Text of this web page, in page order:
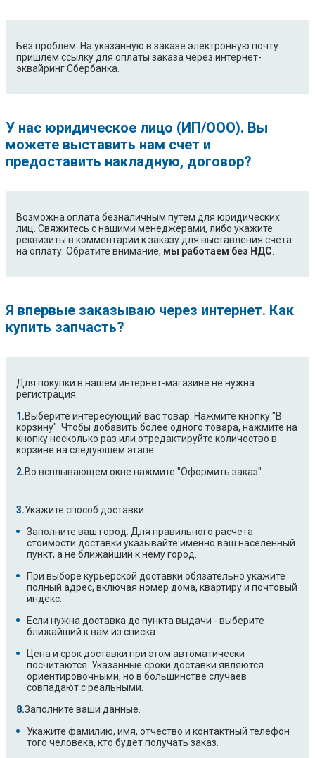
Без проблем. На указанную в заказе электронную почту
пришлем ссылку для оплаты заказа через интернет-
эквайринг Сбербанка.
У нас юридическое лицо (ИП/ООО). Вы
можете выставить нам счет и
предоставить накладную, договор?
Возможна оплата безналичным путем для юридических
лиц. Свяжитесь с нашими менеджерами, либо укажите
реквизиты в комментарии к заказу для выставления счета
на оплату. Обратите внимание, мы работаем без НДС
Я впервые заказываю через интернет. Как
купить запчасть?
Для покупки в нашем интернет-магазине не нужна
регистрация.
Выберите интересующий вас товар. Нажмите кнопку "В
корзину". Чтобы добавить более одного товара, нажмите на
кнопку несколько раз или отредактируйте количество в
корзине на следуюшем этапе.
Во всплывающем окне нажмите "Оформить заказ".
Укажите способ доставки.
Заполните ваш город. Для правильного расчета
стоимости доставки указывайте именно ваш населенный
пункт, а не ближайший к нему город.
При выборе курьерской доставки обязательно укажите
полный адрес, включая номер дома, квартиру и почтовый
индекс.
Если нужна доставка до пункта выдачи - выберите
ближайший к вам из списка.
Цена и срок доставки при этом автоматически
посчитаются. Указанные сроки доставки являются
ориентировочными, но в большинстве случаев
совпадают с реальными.
Заполните ваши данные.
Укажите фамилию, имя, отчество и контактный телефон
того человека, кто будет получать заказ.